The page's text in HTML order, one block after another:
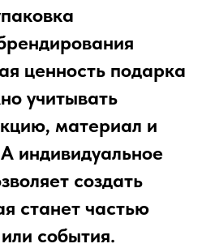
ценность подарка
учитывать
материал и
индивидуальное
создать
станет частью
события.